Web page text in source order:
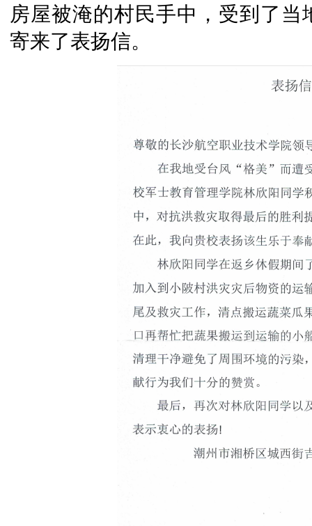
房屋被淹的村民手中，受到了
寄来了表扬信。